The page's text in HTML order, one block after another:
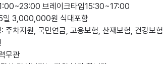
브레이크타임15:30~17:00
일 3,000,000원 식대포함
주차지원, 국민연금, 고용보험, 산재보험, 건강보험
무관